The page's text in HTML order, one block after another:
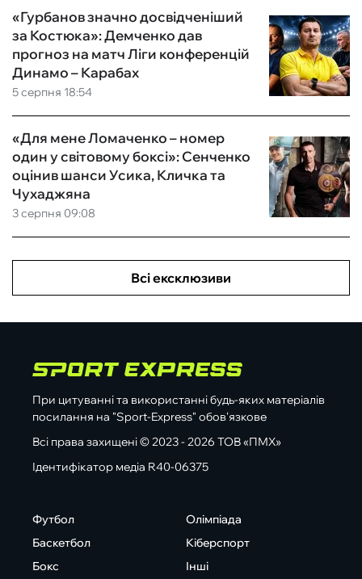
5 серпня 18:54
«Гурбанов значно досвідченіший
за Костюка»: Демченко дав
прогноз на матч Ліги конференцій
Динамо – Карабах
3 серпня 09:08
«Для мене Ломаченко – номер
один у світовому боксі»: Сенченко
оцінив шанси Усика, Кличка та
Чухаджяна
Всі ексклюзиви
При цитуванні та використанні будь-яких матеріалів
посилання на "Sport-Express" обов'язкове
Всі права захищені © 2023 - 2026 ТОВ «ПМХ»
Ідентифікатор медіа R40-06375
Футбол
Баскетбол
Бокс
Олімпіада
Кіберспорт
Інші